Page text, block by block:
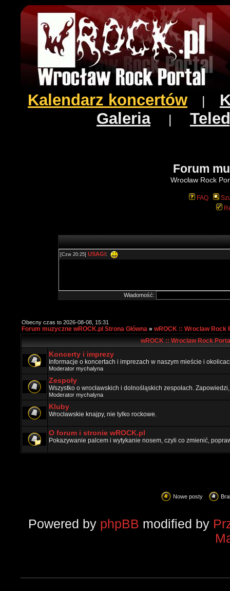
Kalendarz koncertów
Galeria|
Forum
Wrocław Rock
FAQ
Wiadomość:
Obecny czas to 2026-08-08, 15:31
Forum muzyczne wROCK.pl Strona Główna » wROCK :: Wroclaw Rock
wROCK :: Wroclaw Rock
Koncerty i imprezy
Informacje o koncertach i imprezach w naszym mieście i
Moderator mychalyna
Zespoły
Wszystko o wrocławskich i dolnośląskich zespołach.
Moderator mychalyna
Kluby
Wrocławskie knajpy, nie tylko rockowe.
O forum i stronie wROCK.pl
Pokazywanie palcem i wytykanie nosem, czyli co zmienić,
Nowe posty
Powered by phpBB modified by